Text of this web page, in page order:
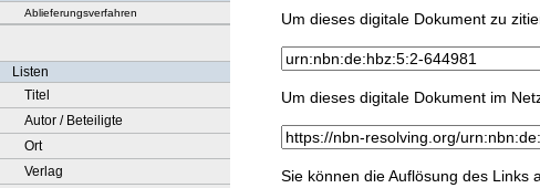
Ablieferungsverfahren
Listen
Titel
Autor / Beteiligte
Ort
Verlag
Um dieses digitale Dokument zu
Um dieses digitale Dokument im
Sie können die Auflösung des Links